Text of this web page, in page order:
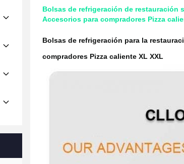
Bolsas de refrigeración de restauración
Accesorios para compradores Pizza
Bolsas de refrigeración para la
compradores Pizza caliente XL XXL